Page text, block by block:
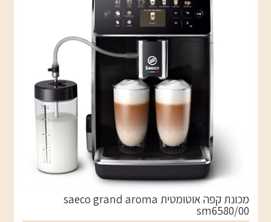
מכונת קפה אוטומטית saeco grand aroma
sm6580/00